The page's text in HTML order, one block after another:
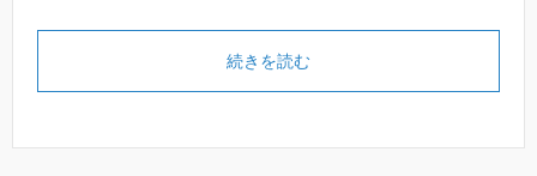
続きを読む